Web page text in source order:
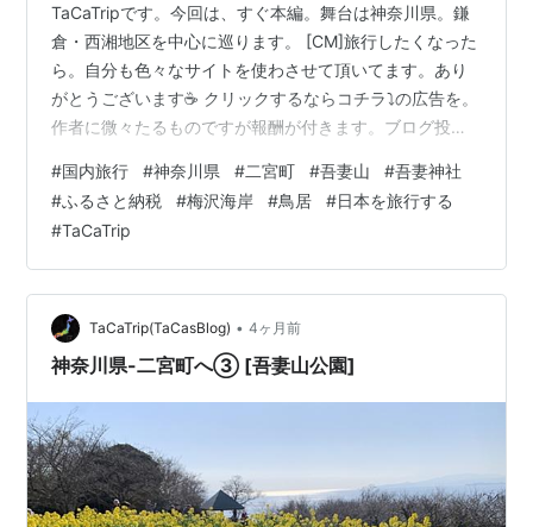
TaCaTripです。今回は、すぐ本編。舞台は神奈川県。鎌
倉・西湘地区を中心に巡ります。 [CM]旅行したくなった
ら。自分も色々なサイトを使わさせて頂いてます。あり
がとうございます☕️ クリックするならコチラ⤵️の広告を。
作者に微々たるものですが報酬が付きます。ブログ投稿
県二宮町です。場所は吾妻山。山頂に咲く菜の花と富士
山が同時に見れる場所として有名です。 吾妻山の散策を
継続。続いて訪れたのは、吾妻神社です⛩️ 吾妻神社の由
緒記がありました。創建は「第12代景行天皇の朝」。西
暦だと2世紀初頭頃の伝承とされています。祭神は、日本
武尊(やま…
#国内旅行 #神奈川県 #二宮町 #吾妻山 #吾妻神社
#ふるさと納税 #梅沢海岸 #鳥居 #日本を旅行する
#TaCaTrip
TaCaTrip(TaCasBlog) • 4ヶ月前
神奈川県-二宮町へ③ [吾妻山公園]